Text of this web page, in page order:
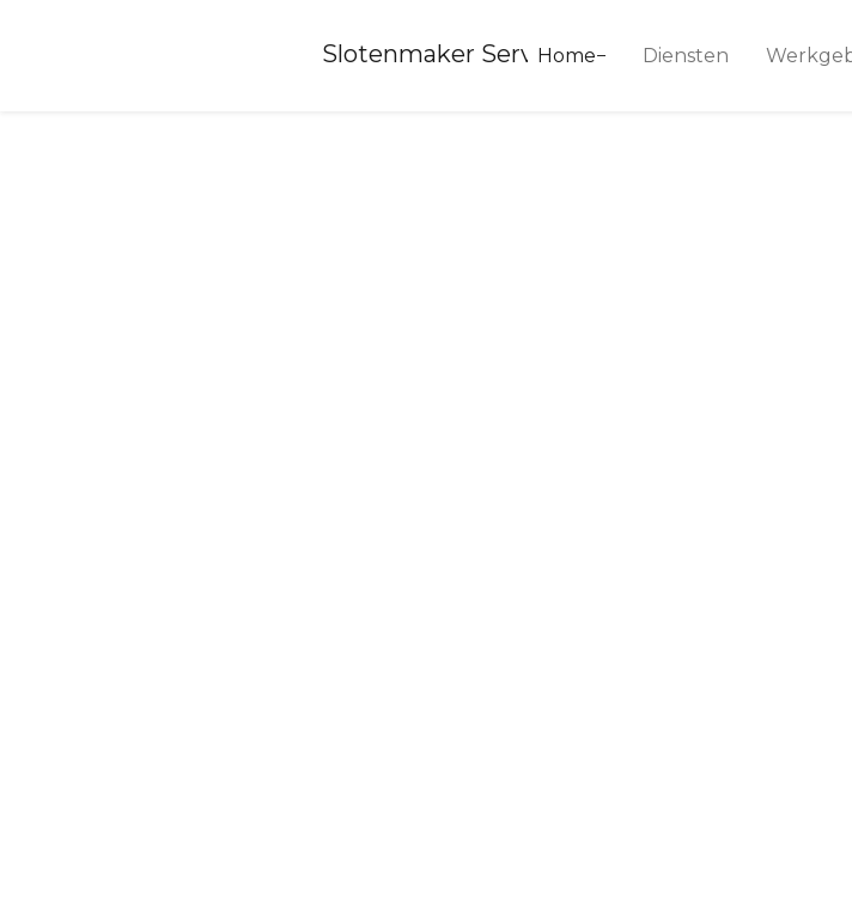
Slotenmaker Service 24
Home Diensten